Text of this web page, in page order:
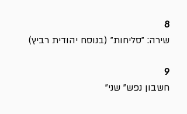
8
שירה: "סליחות" (בנוסח יהודית רביץ)
9
חשבון נפש" שני"